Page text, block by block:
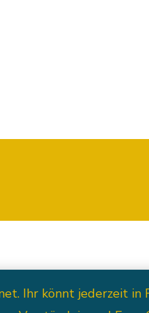
Ihr könnt jederzeit in
AGB